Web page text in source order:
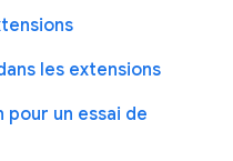
les extensions
un essai de